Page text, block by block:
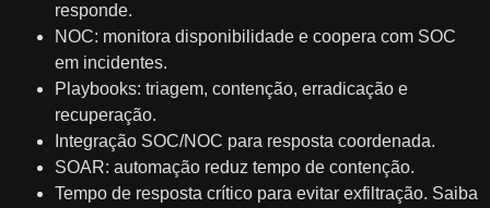
responde.
NOC: monitora disponibilidade e coopera com SOC
em incidentes.
Playbooks: triagem, contenção, erradicação e
recuperação.
Integração SOC/NOC para resposta coordenada.
SOAR: automação reduz tempo de contenção.
Tempo de resposta crítico para evitar exfiltração. Saiba